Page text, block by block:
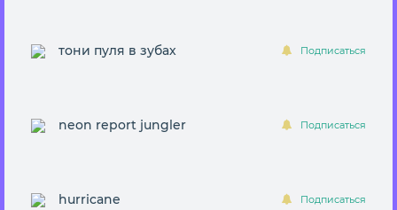
тони пуля в зубах Подписаться
neon report jungler Подписаться
hurricane Подписаться